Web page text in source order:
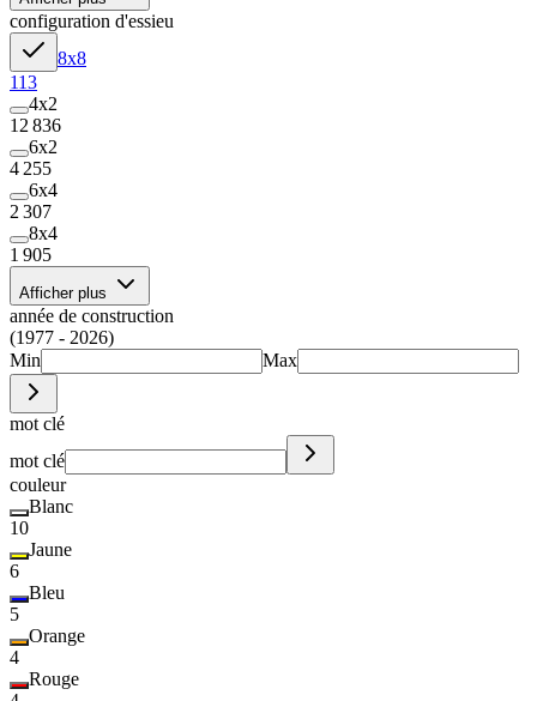
configuration d'essieu
8x8
113
4x2
12 836
6x2
4 255
6x4
2 307
8x4
1 905
Afficher plus
année de construction
(1977 - 2026)
Min
Max
mot clé
mot clé
couleur
Blanc
10
Jaune
6
Bleu
5
Orange
4
Rouge